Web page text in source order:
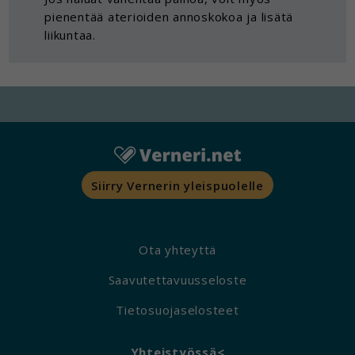
pienentää aterioiden annoskokoa ja lisätä
liikuntaa.
Siirry Vernerin yleispuolelle
Ota yhteyttä
Saavutettavuusseloste
Tietosuojaselosteet
Yhteistyössä<
Voit valita, hyväksytkö näiden evästeiden
käytön.